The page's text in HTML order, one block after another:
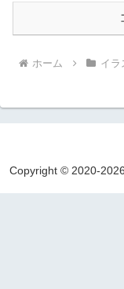
ホーム イラ
Copyright © 2020-